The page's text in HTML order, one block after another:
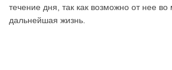
течение дня, так как возможно от нее
дальнейшая жизнь.